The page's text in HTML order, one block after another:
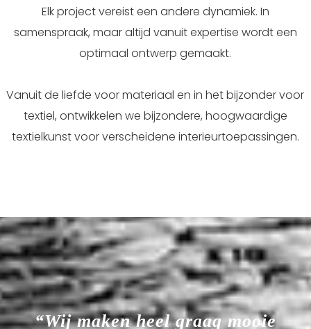
Elk project vereist een andere dynamiek. In
samenspraak, maar altijd vanuit expertise wordt een
optimaal ontwerp gemaakt.
Vanuit de liefde voor materiaal en in het bijzonder voor
textiel, ontwikkelen we bijzondere, hoogwaardige
textielkunst voor verscheidene interieurtoepassingen.
“Wij maken heel graag mooie